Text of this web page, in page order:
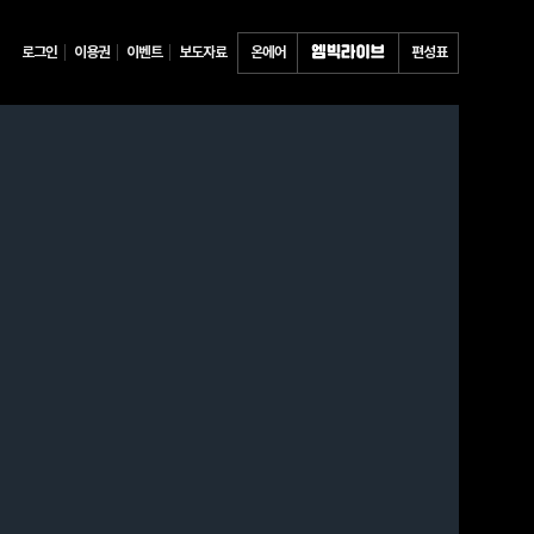
로그인 이용권 이벤트 보도자료 온에어 편성표